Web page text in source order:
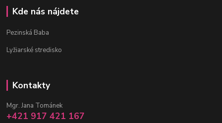
Kde nás nájdete
Pezinská Baba
Lyžiarské stredisko
Kontakty
Mgr. Jana Tománek
+421 917 421 167